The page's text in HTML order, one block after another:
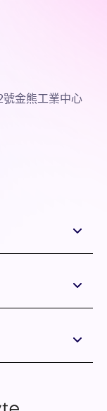
金熊工業中心